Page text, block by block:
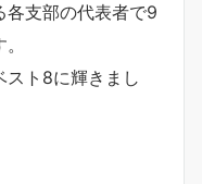
各支部の代表者で9
スト8に輝きまし